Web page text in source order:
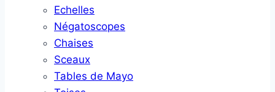
Echelles
Négatoscopes
Chaises
Sceaux
Tables de Mayo